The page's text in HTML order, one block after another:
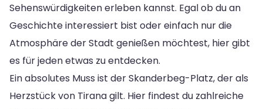
Sehenswürdigkeiten erleben kannst. Egal ob du an
Geschichte interessiert bist oder einfach nur die
Atmosphäre der Stadt genießen möchtest, hier gibt
es für jeden etwas zu entdecken.
Ein absolutes Muss ist der Skanderbeg-Platz, der als
Herzstück von Tirana gilt. Hier findest du zahlreiche